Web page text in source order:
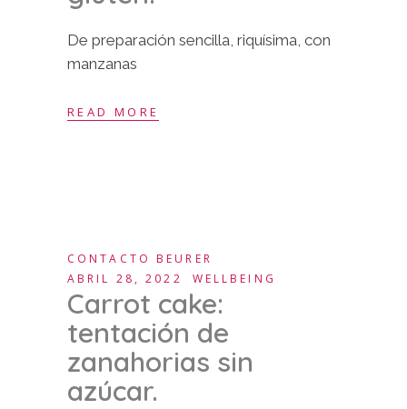
De preparación sencilla, riquísima, con
manzanas
READ MORE
CONTACTO BEURER
ABRIL 28, 2022
WELLBEING
Carrot cake:
tentación de
zanahorias sin
azúcar.